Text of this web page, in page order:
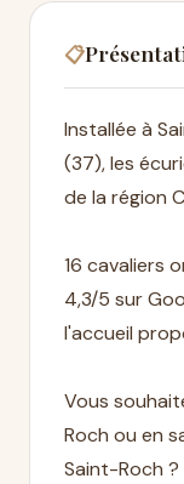
📋
Installée à
(37), les
de la région
16 cavaliers
4,3/5 sur
l'accueil
Vous
Roch ou en
Saint-Roch